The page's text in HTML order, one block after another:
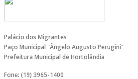
Palácio dos Migrantes
Paço Municipal "Ângelo Augusto Perugini"
Prefeitura Municipal de Hortolândia
Fone: (19) 3965-1400